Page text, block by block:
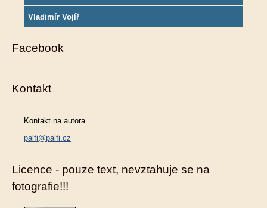
Vladimír Vojíř
Facebook
Kontakt
Kontakt na autora
palfi@palfi.cz
Licence - pouze text, nevztahuje se na
fotografie!!!